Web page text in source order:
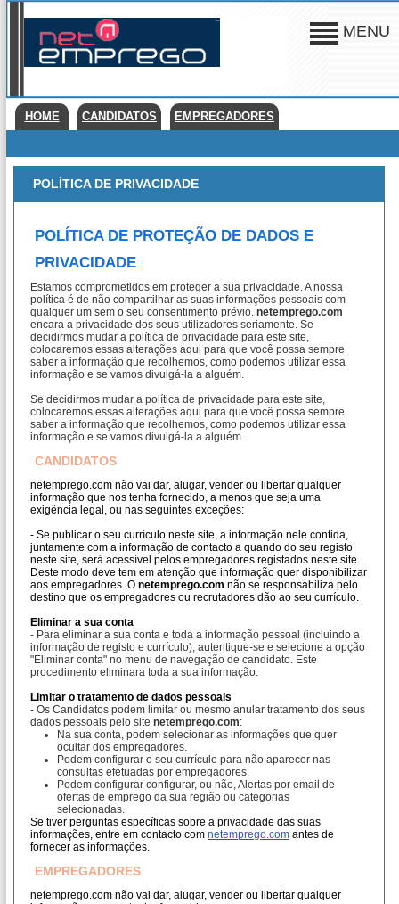
MENU
HOME CANDIDATOS EMPREGADORES
POLÍTICA DE PRIVACIDADE
POLÍTICA DE PROTEÇÃO DE DADOS E
PRIVACIDADE
Estamos comprometidos em proteger a sua privacidade. A nossa
política é de não compartilhar as suas informações pessoais com
qualquer um sem o seu consentimento prévio. netemprego.com
encara a privacidade dos seus utilizadores seriamente. Se
decidirmos mudar a política de privacidade para este site,
colocaremos essas alterações aqui para que você possa sempre
saber a informação que recolhemos, como podemos utilizar essa
informação e se vamos divulgá-la a alguém.
Se decidirmos mudar a política de privacidade para este site,
colocaremos essas alterações aqui para que você possa sempre
saber a informação que recolhemos, como podemos utilizar essa
informação e se vamos divulgá-la a alguém.
CANDIDATOS
netemprego.com não vai dar, alugar, vender ou libertar qualquer
informação que nos tenha fornecido, a menos que seja uma
exigência legal, ou nas seguintes exceções:
- Se publicar o seu currículo neste site, a informação nele contida,
juntamente com a informação de contacto a quando do seu registo
neste site, será acessível pelos empregadores registados neste site.
Deste modo deve tem em atenção que informação quer disponibilizar
aos empregadores. O netemprego.com não se responsabiliza pelo
destino que os empregadores ou recrutadores dão ao seu currículo.
Eliminar a sua conta
- Para eliminar a sua conta e toda a informação pessoal (incluindo a
informação de registo e currículo), autentique-se e selecione a opção
"Eliminar conta" no menu de navegação de candidato. Este
procedimento eliminara toda a sua informação.
Limitar o tratamento de dados pessoais
- Os Candidatos podem limitar ou mesmo anular tratamento dos seus
dados pessoais pelo site netemprego.com:
Na sua conta, podem selecionar as informações que quer
ocultar dos empregadores.
Podem configurar o seu currículo para não aparecer nas
consultas efetuadas por empregadores.
Podem configurar configurar, ou não, Alertas por email de
ofertas de emprego da sua região ou categorias
selecionadas.
Se tiver perguntas específicas sobre a privacidade das suas
informações, entre em contacto com netemprego.com antes de
fornecer as informações.
EMPREGADORES
netemprego.com não vai dar, alugar, vender ou libertar qualquer